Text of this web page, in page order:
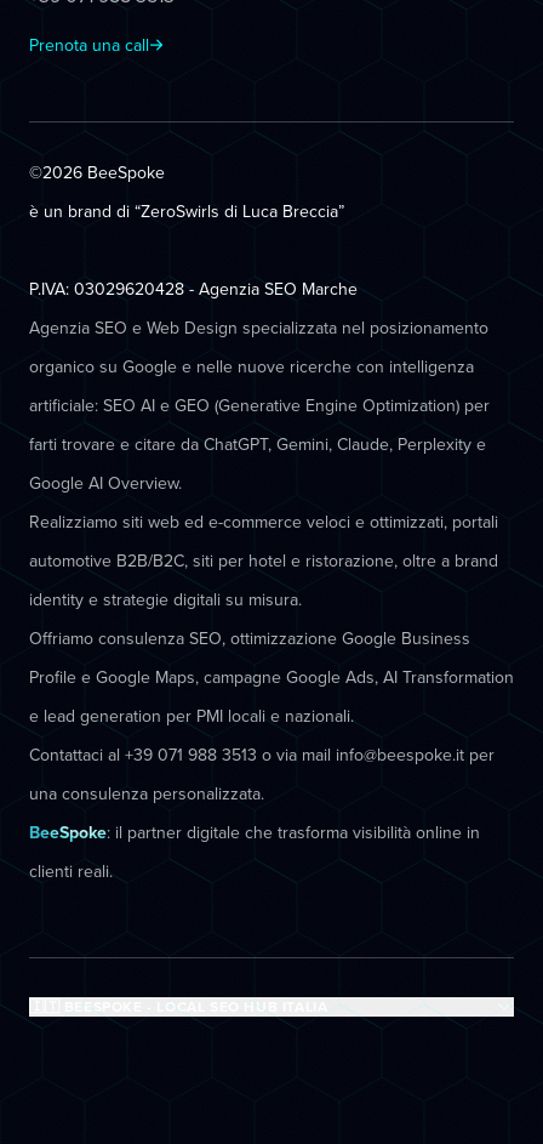
Prenota una call
©2026 BeeSpoke
è un brand di “ZeroSwirls di Luca Breccia”
P.IVA: 03029620428 - Agenzia SEO Marche
Agenzia SEO e Web Design specializzata nel posizionamento
organico su Google e nelle nuove ricerche con intelligenza
artificiale: SEO AI e GEO (Generative Engine Optimization) per
farti trovare e citare da ChatGPT, Gemini, Claude, Perplexity e
Google AI Overview.
Realizziamo siti web ed e-commerce veloci e ottimizzati, portali
automotive B2B/B2C, siti per hotel e ristorazione, oltre a brand
identity e strategie digitali su misura.
Offriamo consulenza SEO, ottimizzazione Google Business
Profile e Google Maps, campagne Google Ads, AI Transformation
e lead generation per PMI locali e nazionali.
Contattaci al +39 071 988 3513 o via mail info@beespoke.it per
una consulenza personalizzata.
BeeSpoke: il partner digitale che trasforma visibilità online in
clienti reali.
🇮🇹 BEESPOKE - LOCAL SEO HUB ITALIA